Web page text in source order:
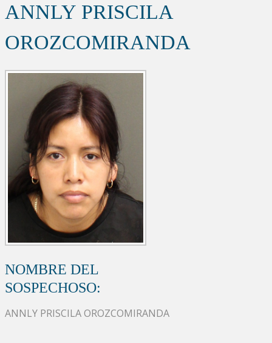
ANNLY PRISCILA
OROZCOMIRANDA
NOMBRE DEL
SOSPECHOSO:
ANNLY PRISCILA OROZCOMIRANDA